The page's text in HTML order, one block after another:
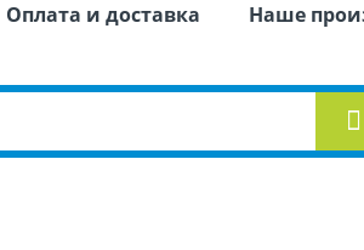
Оплата и доставка
Наше